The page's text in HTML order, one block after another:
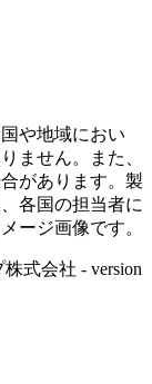
や地域におい
ません。また、
があります。製
各国の担当者に
ージ画像です。
株式会社 - version